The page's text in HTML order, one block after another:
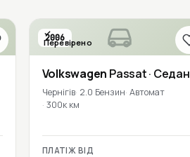
2006
Перевірено
Volkswagen Passat· Седан
Чернігів 2.0 Бензин Автомат
300к км
ПЛАТІЖ ВІД